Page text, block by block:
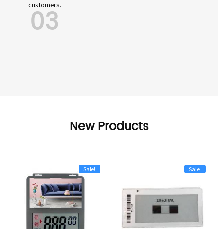
customers.
03
New Products
Sale! Sale!